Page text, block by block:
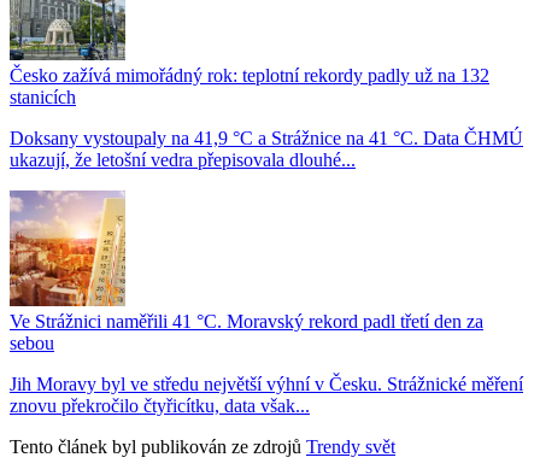
Česko zažívá mimořádný rok: teplotní rekordy padly už na 132
stanicích
Doksany vystoupaly na 41,9 °C a Strážnice na 41 °C. Data ČHMÚ
ukazují, že letošní vedra přepisovala dlouhé...
Ve Strážnici naměřili 41 °C. Moravský rekord padl třetí den za
sebou
Jih Moravy byl ve středu největší výhní v Česku. Strážnické měření
znovu překročilo čtyřicítku, data však...
Tento článek byl publikován ze zdrojů Trendy svět